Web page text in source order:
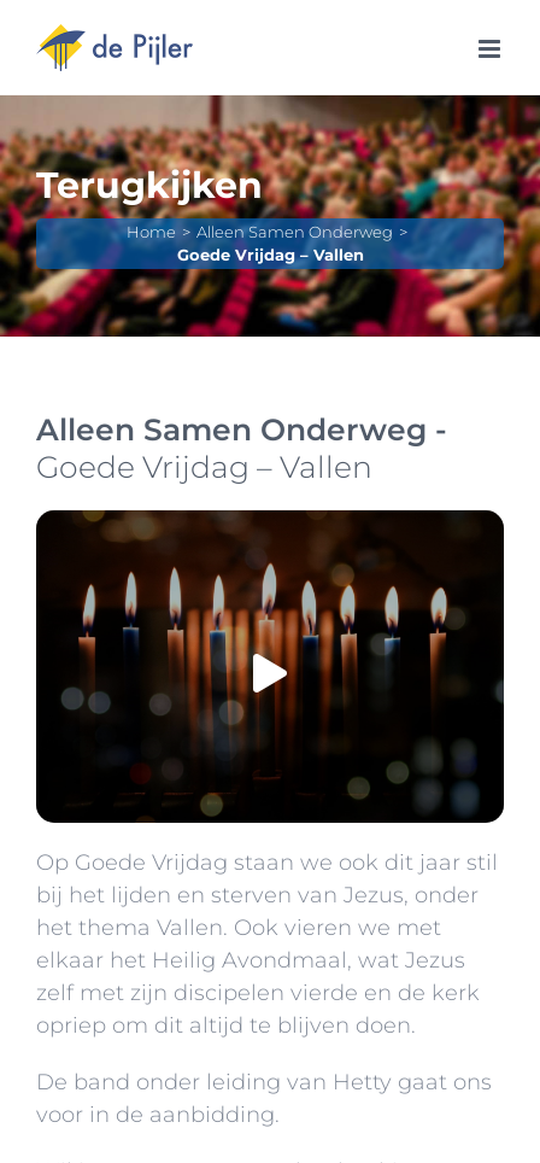
naar
inhoud
Terugkijken
Home
Alleen Samen Onderweg
Goede Vrijdag – Vallen
Alleen Samen Onderweg -
Goede Vrijdag – Vallen
Op Goede Vrijdag staan we ook dit jaar stil
bij het lijden en sterven van Jezus, onder
het thema Vallen. Ook vieren we met
elkaar het Heilig Avondmaal, wat Jezus
zelf met zijn discipelen vierde en de kerk
opriep om dit altijd te blijven doen.
De band onder leiding van Hetty gaat ons
voor in de aanbidding.